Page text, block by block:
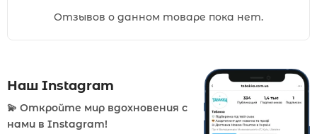
Отзывов о данном товаре пока нет.
Наш Instagram
💫 Откройте мир вдохновения с
нами в Instagram!